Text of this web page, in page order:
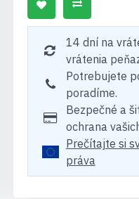
14 dní na
vrátenia
Potrebujete
poradíme.
Bezpečné a
ochrana
Prečítajte si
práva